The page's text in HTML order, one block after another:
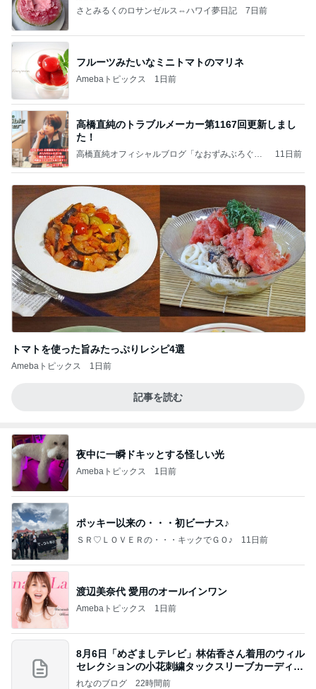
さとみるくのロサンゼルス⇔ハワイ夢日記 7日前
フルーツみたいなミニトマトのマリネ
Amebaトピックス 1日前
高橋直純のトラブルメーカー第1167回更新しまし
た！
高橋直純オフィシャルブログ「なおずみぶろぐ」
11日前
トマトを使った旨みたっぷりレシピ4選
Amebaトピックス 1日前
記事を読む
夜中に一瞬ドキッとする怪しい光
Amebaトピックス 1日前
ポッキー以来の・・・初ビーナス♪
ＳＲ♡ＬＯＶＥＲの・・・キックでＧＯ♪ 11日前
渡辺美奈代 愛用のオールインワン
Amebaトピックス 1日前
8月6日「めざましテレビ」林佑香さん着用のウィル
セレクションの小花刺繍タックスリーブカーディガ
ン
れなのブログ 22時間前